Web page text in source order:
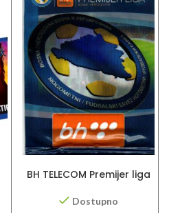
BH TELECOM Premijer liga
Dostupno